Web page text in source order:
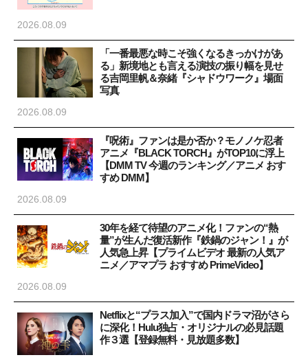
2026.08.09
「一番最悪な時こそ強くなるきっかけがあ
る」新境地とも言える演技の振り幅を見せ
る吉岡里帆＆奈緒『シャドウワーク』場面
写真
2026.08.09
『呪術』ファンは是か否か？モノノケ忍者
アニメ『BLACK TORCH』がTOP10に浮上
【DMM TV 今週のランキング／アニメ おす
すめ DMM】
2026.08.09
30年を経て待望のアニメ化！ファンの“熱
量”が生んだ復活新作『鉄鍋のジャン！』が
人気急上昇【プライムビデオ 最新の人気ア
ニメ／アマプラ おすすめ PrimeVideo】
2026.08.09
Netflixと“プラス加入”で国内ドラマ沼がさら
に深化！Hulu独占・オリジナルの必見話題
作３選【登録無料・見放題多数】